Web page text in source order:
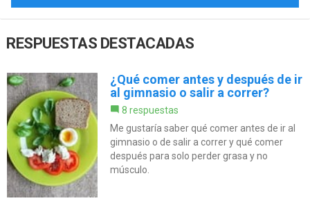
RESPUESTAS DESTACADAS
¿Qué comer antes y después de ir
al gimnasio o salir a correr?
8 respuestas
Me gustaría saber qué comer antes de ir al
gimnasio o de salir a correr y qué comer
después para solo perder grasa y no
músculo.